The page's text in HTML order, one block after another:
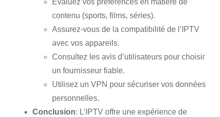
Évaluez vos préférences en matière de
contenu (sports, films, séries).
Assurez-vous de la compatibilité de l’IPTV
avec vos appareils.
Consultez les avis d’utilisateurs pour choisir
un fournisseur fiable.
Utilisez un VPN pour sécuriser vos données
personnelles.
Conclusion: L’IPTV offre une expérience de